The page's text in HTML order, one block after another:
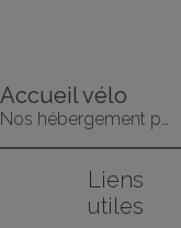
Accueil vélo
Nos hébergement pour cyclotouristes
Liens
utiles